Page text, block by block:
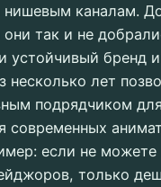
нишевым каналам.
они так и не
устойчивый бренд
несколько лет
подрядчиком
современных
если не можете
только